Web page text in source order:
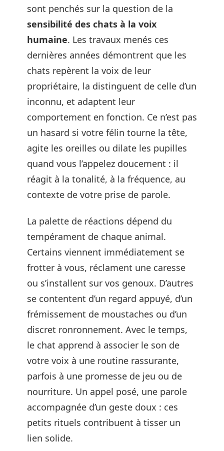
sont penchés sur la question de la
sensibilité des chats à la voix
humaine. Les travaux menés ces
dernières années démontrent que les
chats repèrent la voix de leur
propriétaire, la distinguent de celle d’un
inconnu, et adaptent leur
comportement en fonction. Ce n’est pas
un hasard si votre félin tourne la tête,
agite les oreilles ou dilate les pupilles
quand vous l’appelez doucement : il
réagit à la tonalité, à la fréquence, au
contexte de votre prise de parole.
La palette de réactions dépend du
tempérament de chaque animal.
Certains viennent immédiatement se
frotter à vous, réclament une caresse
ou s’installent sur vos genoux. D’autres
se contentent d’un regard appuyé, d’un
frémissement de moustaches ou d’un
discret ronronnement. Avec le temps,
le chat apprend à associer le son de
votre voix à une routine rassurante,
parfois à une promesse de jeu ou de
nourriture. Un appel posé, une parole
accompagnée d’un geste doux : ces
petits rituels contribuent à tisser un
lien solide.